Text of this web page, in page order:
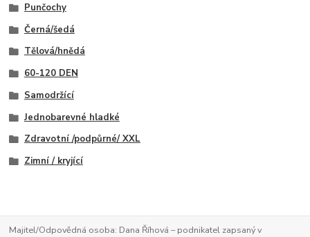
Punčochy
Černá/šedá
Tělová/hnědá
60-120 DEN
Samodržící
Jednobarevné hladké
Zdravotní /podpůrné/ XXL
Zimní / kryjící
Majitel/Odpovědná osoba: Dana Říhová – podnikatel zapsaný v